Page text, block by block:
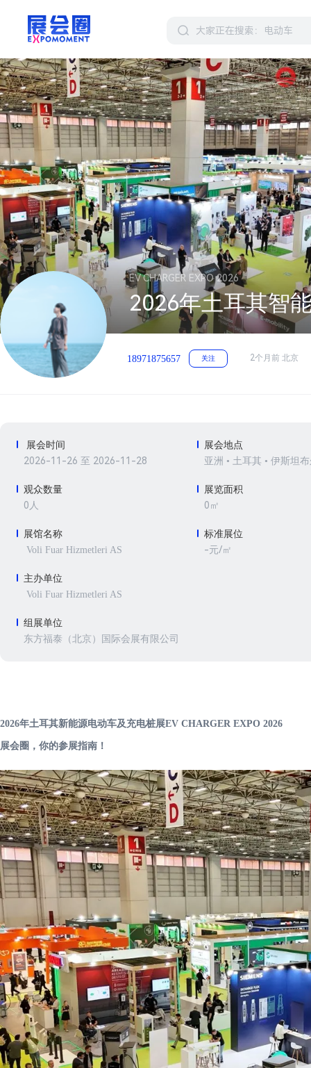
EV CHARGER EXPO 2026
2026年土耳其智
18971875657 关注 2个月前 北京
展会时间
2026-11-26 至 2026-11-28
展会地点
亚洲 • 土耳其 • 伊斯坦
观众数量
0人
展览面积
0㎡
展馆名称
Voli Fuar Hizmetleri AS
标准展位
-元/㎡
主办单位
Voli Fuar Hizmetleri AS
组展单位
东方福泰（北京）国际会展有限公司
2026年土耳其新能源电动车及充电桩展EV CHARGER EXPO 2026
展会圈，你的参展指南！